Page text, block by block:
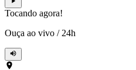
Tocando agora!
Ouça ao vivo / 24h